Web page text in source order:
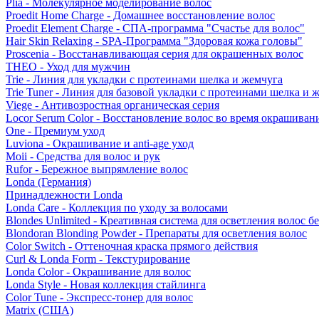
Plia - Молекулярное моделирование волос
Proedit Home Charge - Домашнее восстановление волос
Proedit Element Charge - СПА-программа "Счастье для волос"
Hair Skin Relaxing - SPA-Программа "Здоровая кожа головы"
Proscenia - Восстанавливающая серия для окрашенных волос
THEO - Уход для мужчин
Trie - Линия для укладки с протеинами шелка и жемчуга
Trie Tuner - Линия для базовой укладки с протеинами шелка и
Viege - Антивозростная органическая серия
Locor Serum Color - Восстановление волос во время
One - Премиум уход
Luviona - Окрашивание и anti-age уход
Moii - Средства для волос и рук
Rufor - Бережное выпрямление волос
Londa (Германия)
Принадлежности Londa
Londa Care - Коллекция по уходу за волосами
Blondes Unlimited - Креативная система для осветления волос
Blondoran Blonding Powder - Препараты для осветления волос
Color Switch - Оттеночная краска прямого действия
Curl & Londa Form - Текстурирование
Londa Color - Окрашивание для волос
Londa Style - Новая коллекция стайлинга
Color Tune - Экспресс-тонер для волос
Matrix (США)